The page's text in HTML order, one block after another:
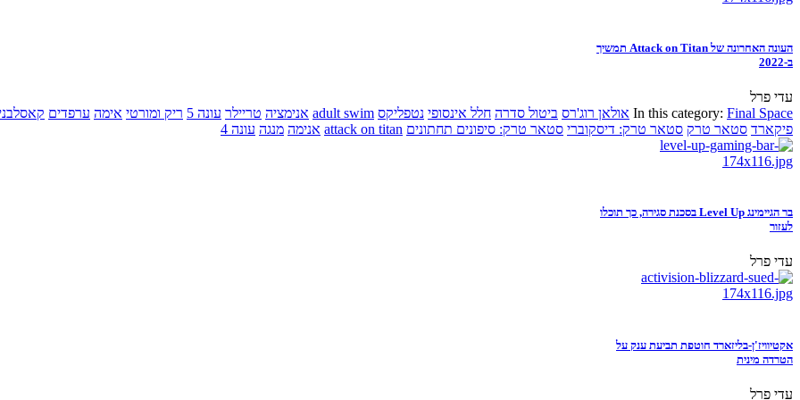
העונה האחרונה של Attack on Titan תמשיך
ב-2022
עדי פרל
In this category: Final Space אולאן רוג'רס ביטול סדרה חלל אינסופי נטפליקס adult swim אנימציה טריילר עונה 5 ריק ומורטי אימה ערפדים
פיקארד סטאר טרק סטאר טרק: דיסקוברי סטאר טרק: סיפונים תחתונים attack on titan אנימה מנגה עונה 4
בר הגיימינג Level Up בסכנת סגירה, כך תוכלו
לעזור
עדי פרל
אקטיוויז'ן-בליזארד חוטפת תביעת ענק על
הטרדה מינית
עדי פרל